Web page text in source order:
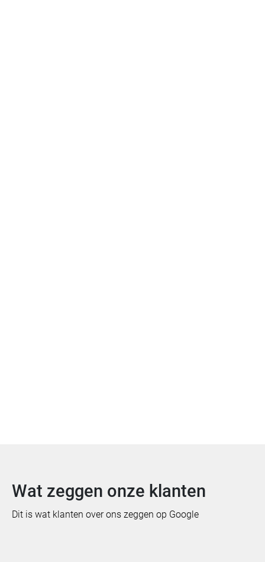
Wat zeggen onze klanten
Dit is wat klanten over ons zeggen op Google